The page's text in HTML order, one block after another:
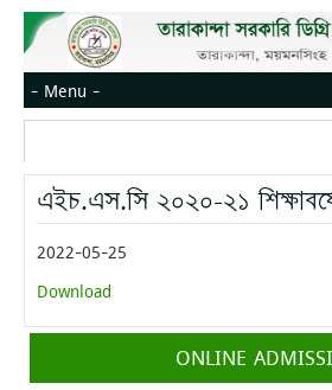
এইচ.এস.সি ২০২০-২১
2022-05-25
Download
ONLINE